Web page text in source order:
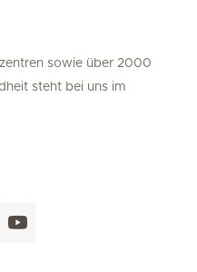
sowie über 2000
steht bei uns im